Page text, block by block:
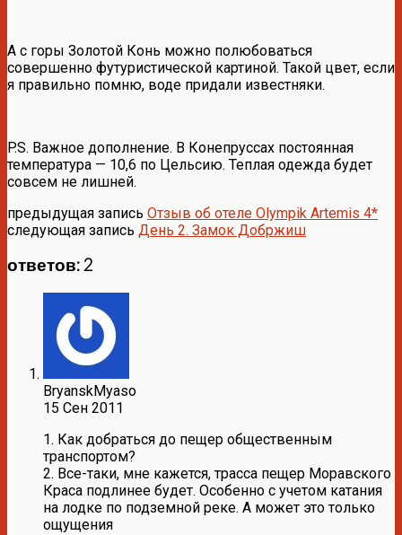
А с горы Золотой Конь можно полюбоваться
совершенно футуристической картиной. Такой цвет, если
я правильно помню, воде придали известняки.
P.S. Важное дополнение. В Конепруссах постоянная
температура — 10,6 по Цельсию. Теплая одежда будет
совсем не лишней.
предыдущая запись Отзыв об отеле Olympik Artemis 4*
следующая запись День 2. Замок Добржиш
ответов: 2
BryanskMyaso
15 Сен 2011
1. Как добраться до пещер общественным
транспортом?
2. Все-таки, мне кажется, трасса пещер Моравского
Краса подлинее будет. Особенно с учетом катания
на лодке по подземной реке. А может это только
ощущения